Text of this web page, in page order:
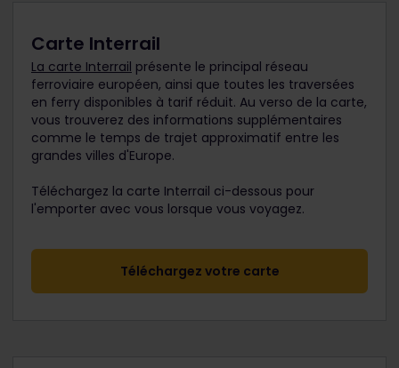
Carte Interrail
La carte Interrail présente le principal réseau
ferroviaire européen, ainsi que toutes les traversées
en ferry disponibles à tarif réduit. Au verso de la carte,
vous trouverez des informations supplémentaires
comme le temps de trajet approximatif entre les
grandes villes d'Europe.
Téléchargez la carte Interrail ci-dessous pour
l'emporter avec vous lorsque vous voyagez.
Téléchargez votre carte